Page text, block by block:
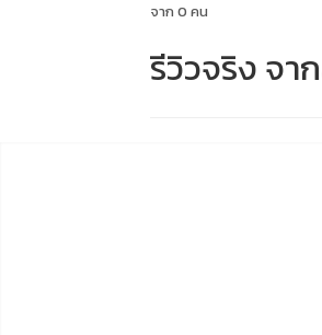
จาก 0 คน
รีวิวจริง จา